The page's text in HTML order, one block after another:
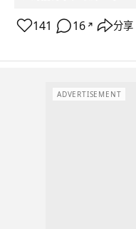
141 16 ↗ 分享
ADVERTISEMENT